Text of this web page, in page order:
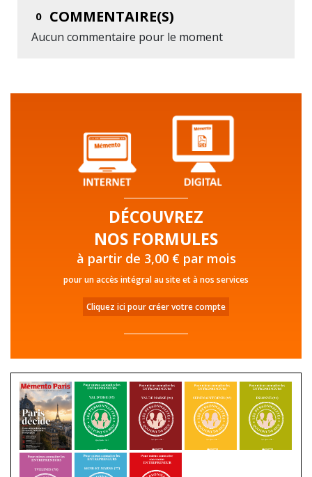
0 COMMENTAIRE(S)
Aucun commentaire pour le moment
DÉCOUVREZ
NOS FORMULES
à partir de 3,00 € par mois
pour un accès intégral au site et à nos services
Cliquez ici pour créer votre compte